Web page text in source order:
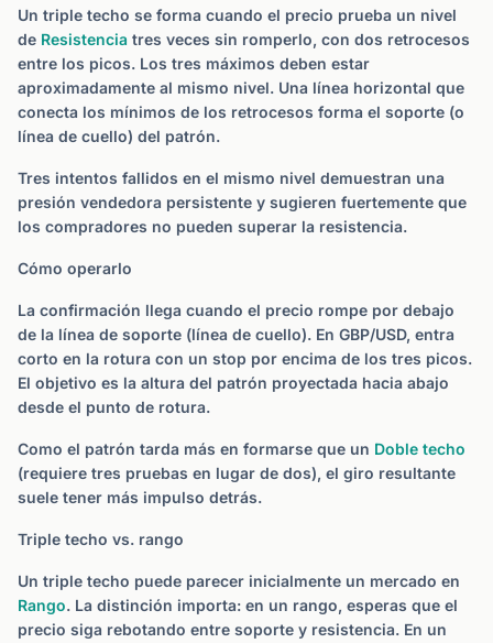
Un triple techo se forma cuando el precio prueba un nivel
de Resistencia tres veces sin romperlo, con dos retrocesos
entre los picos. Los tres máximos deben estar
aproximadamente al mismo nivel. Una línea horizontal que
conecta los mínimos de los retrocesos forma el soporte (o
línea de cuello) del patrón.
Tres intentos fallidos en el mismo nivel demuestran una
presión vendedora persistente y sugieren fuertemente que
los compradores no pueden superar la resistencia.
Cómo operarlo
La confirmación llega cuando el precio rompe por debajo
de la línea de soporte (línea de cuello). En GBP/USD, entra
corto en la rotura con un stop por encima de los tres picos.
El objetivo es la altura del patrón proyectada hacia abajo
desde el punto de rotura.
Como el patrón tarda más en formarse que un Doble techo
(requiere tres pruebas en lugar de dos), el giro resultante
suele tener más impulso detrás.
Triple techo vs. rango
Un triple techo puede parecer inicialmente un mercado en
Rango. La distinción importa: en un rango, esperas que el
precio siga rebotando entre soporte y resistencia. En un